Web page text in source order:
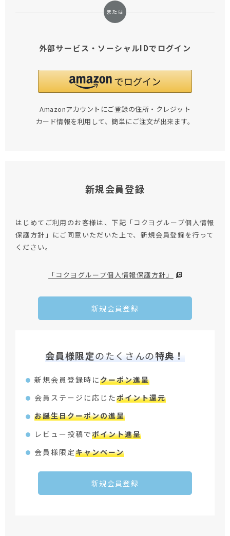
外部サービス・ソーシャルIDでログイン
Amazonアカウントにご登録の住所・クレジット
カード情報を利用して、簡単にご注文が出来ます。
新規会員登録
はじめてご利用のお客様は、下記「コクヨグループ個人情報
保護方針」にご同意いただいた上で、新規会員登録を行って
ください。
「コクヨグループ個人情報保護方針」
新規会員登録
会員様限定のたくさんの特典！
新規会員登録時にクーポン進呈
会員ステージに応じたポイント還元
お誕生日クーポンの進呈
レビュー投稿でポイント進呈
会員様限定キャンペーン
新規会員登録